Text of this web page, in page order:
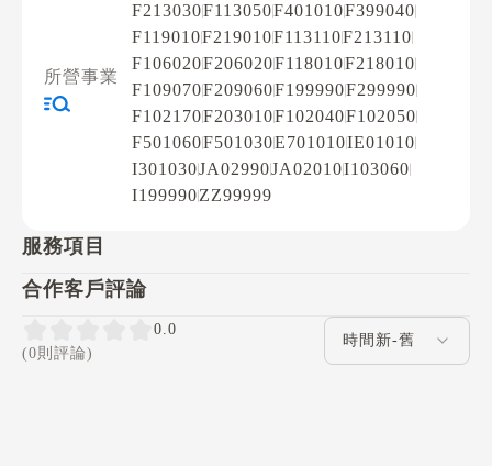
所營事業
F213030F113050F401010F399040
F119010F219010F113110F213110
F106020F206020F118010F218010
F109070F209060F199990F299990
F102170F203010F102040F102050
F501060F501030E701010IE01010
I301030JA02990JA02010I103060
I199990ZZ99999
服務項目
合作客戶評論
0.0
(0則評論)
評論排序